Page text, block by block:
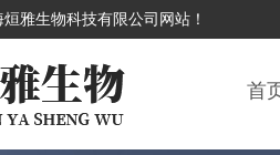
雅生物科技有限公司网站！
首